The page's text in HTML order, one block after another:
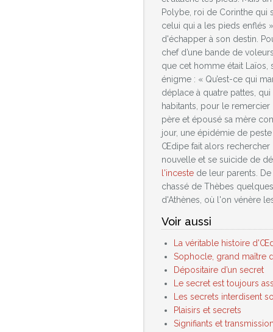
Polybe, roi de Corinthe qui
celui qui a les pieds enflés
d'échapper à son destin.
chef d’une bande de
que cet homme était
énigme : « Qu’est-ce qui
déplace à quatre pattes,
habitants, pour le
père et épousé sa mère
jour, une épidémie de
Œdipe fait alors rechercher
nouvelle et se suicide de
l'inceste de leur parents.
chassé de Thèbes
d'Athènes, où l'on vénère
Voir aussi
La véritable histoire
Sophocle, grand maître
Dépositaire d’un secret
Le secret est toujours
Les secrets interdisent
Plaisirs et secrets
Signifiants et